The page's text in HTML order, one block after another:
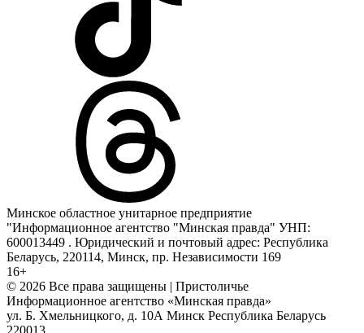
Минское областное унитарное предприятие
"Информационное агентство "Минская правда" УНП:
600013449 . Юридический и почтовый адрес: Республика
Беларусь, 220114, Минск, пр. Независимости 169
16+
© 2026 Все права защищены | Пристоличье
Информационное агентство «Минская правда»
ул. Б. Хмельницкого, д. 10А Минск Республика Беларусь
220013